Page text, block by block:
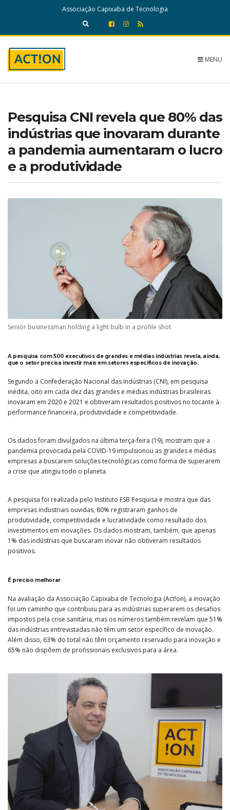
Associação Capixaba de Tecnologia
r
:
x
s
h
f
o
r
MENU
Pesquisa CNI revela que 80% das
indústrias que inovaram durante
a pandemia aumentaram o lucro
e a produtividade
Senior businessman holding a light bulb in a profile shot
A pesquisa com 500 executivos de grandes e médias indústrias revela, ainda,
que o setor precisa investir mais em setores específicos de inovação.
Segundo a Confederação Nacional das Indústrias (CNI), em pesquisa
inédita, oito em cada dez das grandes e médias indústrias brasileiras
inovaram em 2020 e 2021 e obtiveram resultados positivos no tocante à
performance financeira, produtividade e competitividade.
Os dados foram divulgados na última terça-feira (19), mostram que a
pandemia provocada pela COVID-19 impulsionou as grandes e médias
empresas a buscarem soluções tecnológicas como forma de superarem
a crise que atingiu todo o planeta.
A pesquisa foi realizada pelo Instituto FSB Pesquisa e mostra que das
empresas industriais ouvidas, 80% registraram ganhos de
produtividade, competitividade e lucratividade como resultado dos
investimentos em inovações. Os dados mostram, também, que apenas
1% das indústrias que buscaram inovar não obtiveram resultados
positivos.
É preciso melhorar
Na avaliação da Associação Capixaba de Tecnologia (Act!on), a inovação
foi um caminho que contribuiu para as indústrias superarem os desafios
impostos pela crise sanitária, mas os números também revelam que 51%
das indústrias entrevistadas não têm um setor específico de inovação.
Além disso, 63% do total não têm orçamento reservado para inovação e
65% não dispõem de profissionais exclusivos para a área.